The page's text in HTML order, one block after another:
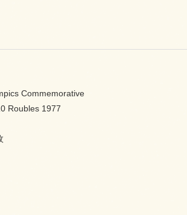
Commemorative
Roubles 1977